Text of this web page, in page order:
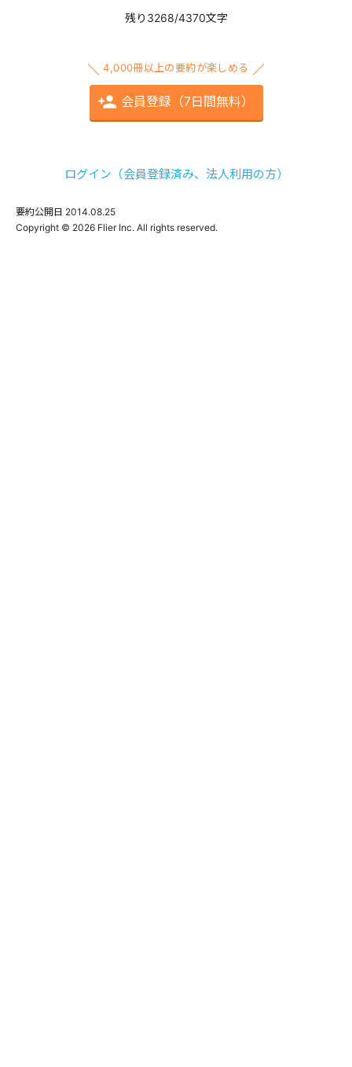
残り3268/4370文字
4,000冊以上の要約が楽しめる
会員登録（7日間無料）
ログイン（会員登録済み、法人利用の方）
要約公開日 2014.08.25